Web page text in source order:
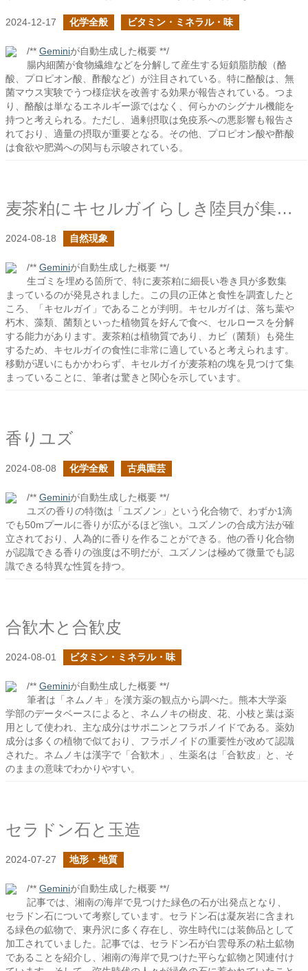
2024-12-17 化学全般 ビタミン・ミネラル・味
/** Geminiが自動生成した概要 **/
腸内細菌が食物繊維などを分解して産生する短鎖脂肪酸（酪
酸、プロピオン酸、酢酸など）が注目されている。特に酪酸は、無
菌マウス実験でうつ様症状を改善する効果が報告されている。つま
り、酪酸は単なるエネルギー源ではなく、何らかのシグナル機能を
持つと考えられる。ただし、過剰摂取は免疫系への悪影響も報告さ
れており、適量の摂取が重要となる。その他、プロピオン酸や酢酸
は食欲や肥満への関与も示唆されている。
麦茶粕にキセルガイらしき陸貝が集まる
2024-08-18 自然現象
/** Geminiが自動生成した概要 **/
生ゴミを埋める箇所で、特に麦茶粕に細長い巻き貝が多数集
まっているのが発見されました。この貝の正体と食性を調査したと
ころ、「キセルガイ」であることが判明。キセルガイは、落ち葉や
朽木、藻類、菌類といった植物質を好んで食べ、セルロースを分解
する能力があります。麦茶粕は植物質であり、カビ（菌類）も発生
するため、キセルガイの食性に非常に適していると考えられます。
移動が遅いにもかかわらず、キセルガイが麦茶粕の塊を見つけて集
まっていることに、筆者は驚きと関心を示しています。
香りユズ
2024-08-08 化学全般 古典園芸
/** Geminiが自動生成した概要 **/
ユズの香りの特徴は「ユズノン」という化合物で、わずか1滴
でも50mプールに香りが広がるほど強い。ユズノンの合成方法が確
立されており、人為的に香りを作ることができる。他の香り化合物
が認識できる香りの強度は不明だが、ユズノンは極めて微量でも認
識できる特異な性質を持つ。
合歓木と合歓皮
2024-08-01 ビタミン・ミネラル・味
/** Geminiが自動生成した概要 **/
筆者は「ネムノキ」を漢方薬の観点から調べた。熊本大学薬
学部のデータベースによると、ネムノキの樹皮、花、小枝と葉は薬
用として使われ、主な成分はサポニンとフラボノイドである。薬効
成分は多くの植物で似ており、フラボノイドの重要性が改めて認識
された。ネムノキは漢字で「合歓木」、生薬名は「合歓皮」と、そ
のままの意味でわかりやすい。
セラドン石と玉造
2024-07-27 地形・地質
/** Geminiが自動生成した概要 **/
記事では、湘南の海岸で見つけた緑色の石が出発点となり、
セラドン石について考察しています。セラドン石は凝灰岩に含まれ
る緑色の鉱物で、東丹沢に多く存在し、弥生時代には装飾品として
加工されていました。記事では、セラドン石が白雲母系の粘土鉱物
であることを紹介し、湘南の海岸で見つけた平らな鉱物と関連付け